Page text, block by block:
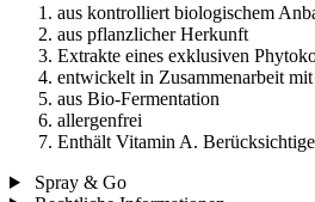
aus kontrolliert biologischem
aus pflanzlicher Herkunft
Extrakte eines exklusiven
entwickelt in Zusammenarbeit
aus Bio-Fermentation
allergenfrei
Enthält Vitamin A.
Spray & Go